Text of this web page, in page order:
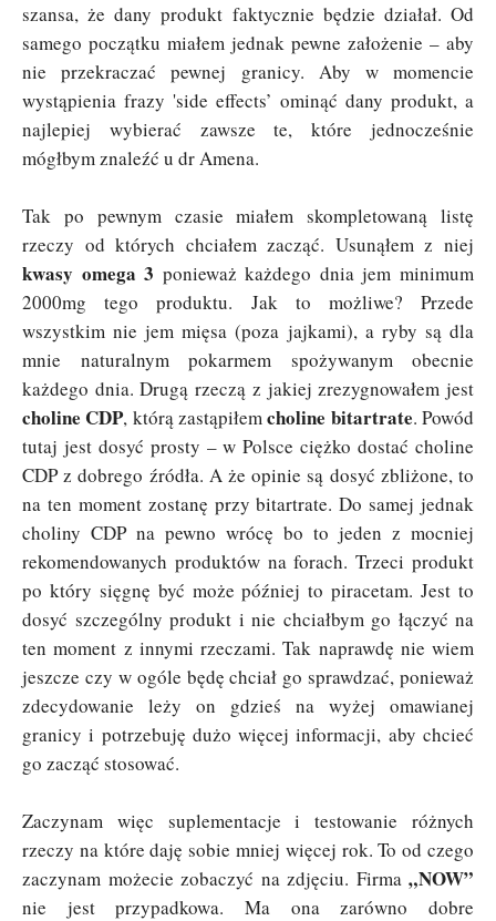
szansa, że dany produkt faktycznie będzie działał. Od
samego początku miałem jednak pewne założenie – aby
nie przekraczać pewnej granicy. Aby w momencie
wystąpienia frazy 'side effects’ ominąć dany produkt, a
najlepiej wybierać zawsze te, które jednocześnie
mógłbym znaleźć u dr Amena.
Tak po pewnym czasie miałem skompletowaną listę
rzeczy od których chciałem zacząć. Usunąłem z niej
kwasy omega 3 ponieważ każdego dnia jem minimum
2000mg tego produktu. Jak to możliwe? Przede
wszystkim nie jem mięsa (poza jajkami), a ryby są dla
mnie naturalnym pokarmem spożywanym obecnie
każdego dnia. Drugą rzeczą z jakiej zrezygnowałem jest
choline CDP, którą zastąpiłemcholine bitartrate. Powód
tutaj jest dosyć prosty – w Polsce ciężko dostać choline
CDP z dobrego źródła. A że opinie są dosyć zbliżone, to
na ten moment zostanę przy bitartrate. Do samej jednak
choliny CDP na pewno wrócę bo to jeden z mocniej
rekomendowanych produktów na forach. Trzeci produkt
po który sięgnę być może później to piracetam. Jest to
dosyć szczególny produkt i nie chciałbym go łączyć na
ten moment z innymi rzeczami. Tak naprawdę nie wiem
jeszcze czy w ogóle będę chciał go sprawdzać, ponieważ
zdecydowanie leży on gdzieś na wyżej omawianej
granicy i potrzebuję dużo więcej informacji, aby chcieć
go zacząć stosować.
Zaczynam więc suplementacje i testowanie różnych
rzeczy na które daję sobie mniej więcej rok. To od czego
zaczynam możecie zobaczyć na zdjęciu. Firma „NOW”
nie jest przypadkowa. Ma ona zarówno dobre